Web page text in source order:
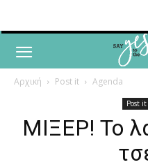
Αρχική Post it Agenda
Post it
ΜΙΞΕΡ! To